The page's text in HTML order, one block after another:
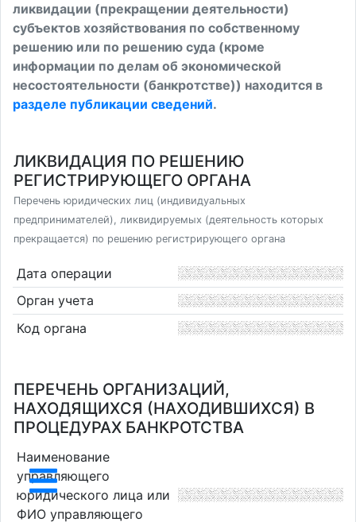
ликвидации (прекращении деятельности)
субъектов хозяйствования по собственному
решению или по решению суда (кроме
информации по делам об экономической
несостоятельности (банкротстве)) находится в
разделе публикации сведений.
ЛИКВИДАЦИЯ ПО РЕШЕНИЮ
РЕГИСТРИРУЮЩЕГО ОРГАНА
Перечень юридических лиц (индивидуальных
предпринимателей), ликвидируемых (деятельность которых
прекращается) по решению регистрирующего органа
Дата операции
Орган учета
Код органа
ПЕРЕЧЕНЬ ОРГАНИЗАЦИЙ,
НАХОДЯЩИХСЯ (НАХОДИВШИХСЯ) В
ПРОЦЕДУРАХ БАНКРОТСТВА
Наименование
управляющего
юридического лица или
ФИО управляющего